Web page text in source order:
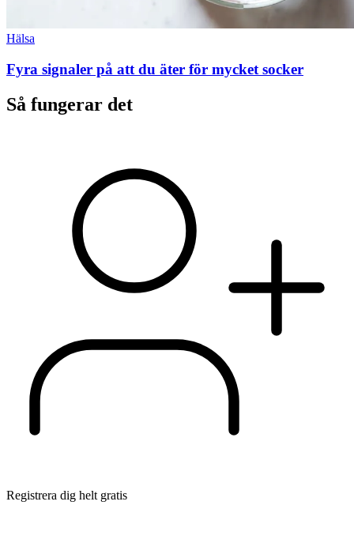
Hälsa
Fyra signaler på att du äter för mycket socker
Så fungerar det
Registrera dig helt gratis